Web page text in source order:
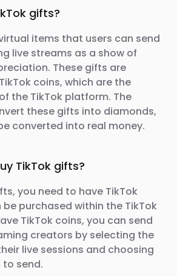
gifts?
items that users can send
live streams as a show of
These gifts are
coins, which are the
the TikTok platform. The
these gifts into diamonds,
converted into real money.
TikTok gifts?
you need to have TikTok
be purchased within the TikTok
TikTok coins, you can send
creators by selecting the
live sessions and choosing
send.